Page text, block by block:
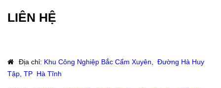
LIÊN HỆ
Địa chỉ: Khu Công Nghiệp Bắc Cẩm Xuyên, Đường Hà Huy
Tập, TP Hà Tĩnh